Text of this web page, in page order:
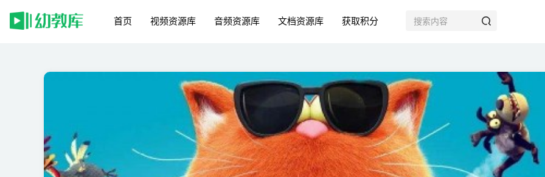
首页 视频资源库 音频资源库 文档资源库 获取积分